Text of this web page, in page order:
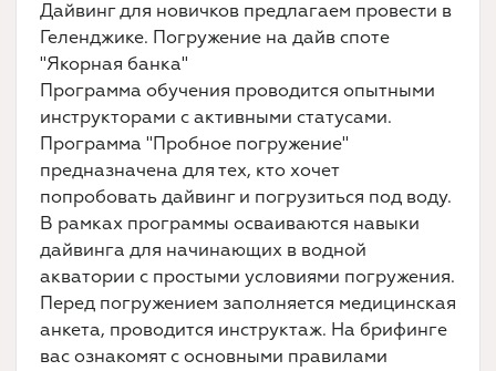
Дайвинг для новичков предлагаем провести в
Геленджике. Погружение на дайв споте
"Якорная банка"
Программа обучения проводится опытными
инструкторами с активными статусами.
Программа "Пробное погружение"
предназначена для тех, кто хочет
попробовать дайвинг и погрузиться под воду.
В рамках программы осваиваются навыки
дайвинга для начинающих в водной
акватории с простыми условиями погружения.
Перед погружением заполняется медицинская
анкета, проводится инструктаж. На брифинге
вас ознакомят с основными правилами